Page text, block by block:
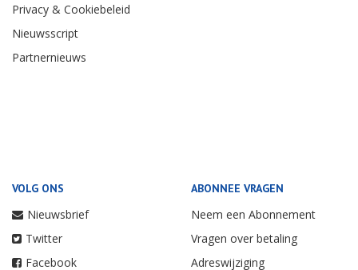
Privacy & Cookiebeleid
Nieuwsscript
Partnernieuws
VOLG ONS
Nieuwsbrief
Twitter
Facebook
ABONNEE VRAGEN
Neem een Abonnement
Vragen over betaling
Adreswijziging